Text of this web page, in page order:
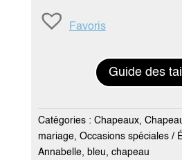
mariage
bleu
Favoris
Guide des
Catégories : Chapeaux,
mariage, Occasions spéciales
Annabelle, bleu, chapeau